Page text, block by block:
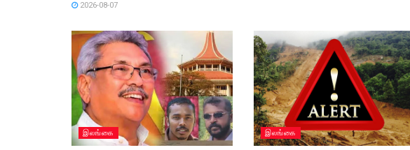
2026-08-07
இலங்கை இலங்கை